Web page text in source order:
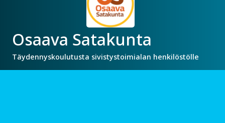
Osaava Satakunta
Täydennyskoulutusta sivistystoimialan henkilöstölle